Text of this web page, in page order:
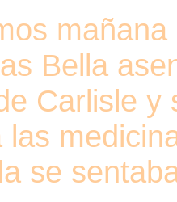
Bella
Carlisle
las
se